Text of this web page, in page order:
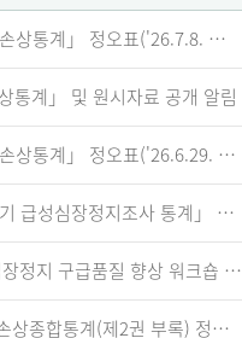
「2024 퇴원손상통계」 정오표('26.7.8. 기준)
통계」 및 원시자료 공개 알림
「2023 퇴원손상통계」 정오표('26.6.29. 기준)
「2025 상반기 급성심장정지조사 통계」 공표
제9차 급성심장정지 구급품질 향상 워크숍 개최 안내
제15차 국가손상종합통계(제2권 부록) 정오표('26.5.18. 기준)